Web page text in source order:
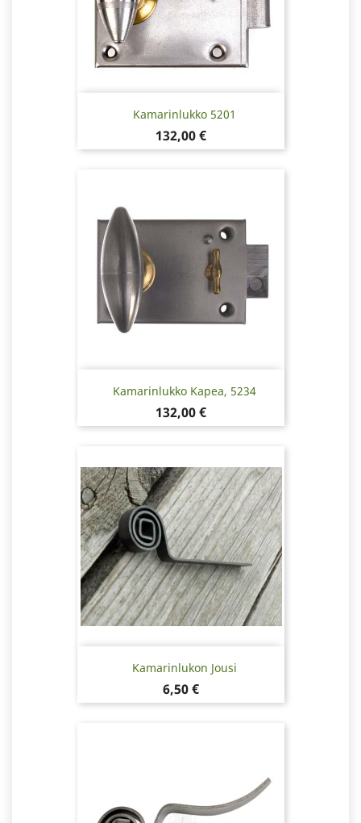
Kamarinlukko 5201
Hinta
132,00 €
Kamarinlukko Kapea, 5234
Hinta
132,00 €
Kamarinlukon Jousi
Hinta
6,50 €